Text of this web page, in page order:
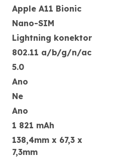
Apple A11 Bionic
Nano-SIM
Lightning konektor
802.11 a/b/g/n/ac
5.0
Ano
Ne
Ano
1 821 mAh
138,4mm x 67,3 x
7,3mm